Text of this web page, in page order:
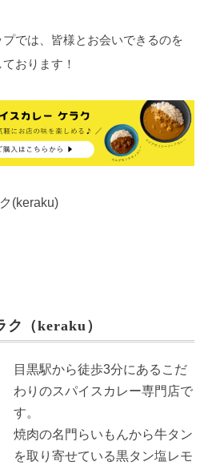
では、皆様とお会いできるのを
おります！
(keraku)
ク（keraku）
目黒駅から徒歩3分にあるこだ
わりのスパイスカレー専門店で
す。
焼肉の名門らいもんから牛タン
を取り寄せている黒タン塩レモ